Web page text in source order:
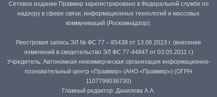
Сетевое издание Правмир зарегистрировано в Федеральной службе по
надзору в сфере связи, информационных технологий и массовых
коммуникаций (Роскомнадзор).
Реестровая запись ЭЛ № ФС 77 – 85438 от 13.06.2023 г. (внесение
изменений в свидетельство ЭЛ ФС 77-44847 от 03.05.2011 г.)
Учредитель: Автономная некоммерческая организация информационно-
познавательный центр «Правмир» (АНО «Правмир») (ОГРН
1107799036730)
Главный редактор: Данилова А.А.